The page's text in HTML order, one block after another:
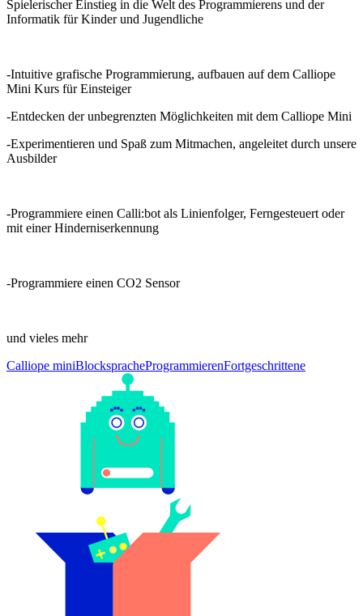
Spielerischer Einstieg in die Welt des Programmierens und der
Informatik für Kinder und Jugendliche
-Intuitive grafische Programmierung, aufbauen auf dem Calliope
Mini Kurs für Einsteiger
-Entdecken der unbegrenzten Möglichkeiten mit dem Calliope Mini
-Experimentieren und Spaß zum Mitmachen, angeleitet durch unsere
Ausbilder
-Programmiere einen Calli:bot als Linienfolger, Ferngesteuert oder
mit einer Hinderniserkennung
-Programmiere einen CO2 Sensor
und vieles mehr
Calliope miniBlockspracheProgrammierenFortgeschrittene